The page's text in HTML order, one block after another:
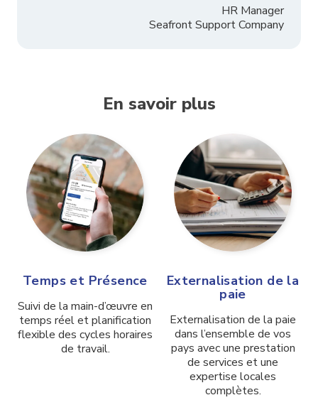
HR Manager
Seafront Support Company
En savoir plus
Temps et Présence
Suivi de la main-d’œuvre en
temps réel et planification
flexible des cycles horaires
de travail.
Externalisation de la
paie
Externalisation de la paie
dans l’ensemble de vos
pays avec une prestation
de services et une
expertise locales
complètes.